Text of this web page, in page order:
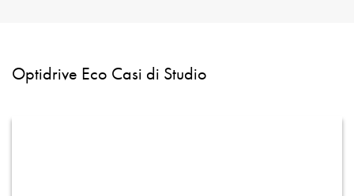
Optidrive Eco Casi di Studio